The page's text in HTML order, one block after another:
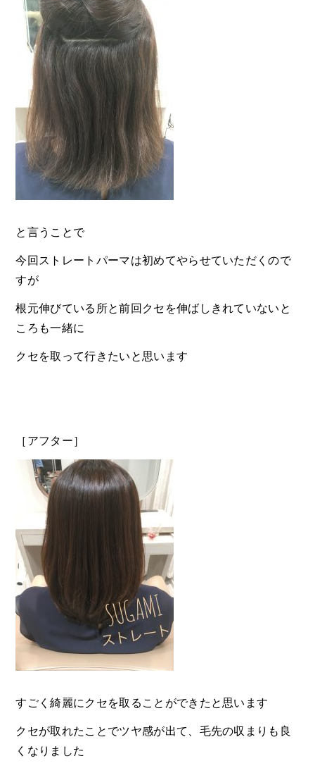
と言うことで
今回ストレートパーマは初めてやらせていただくので
すが
根元伸びている所と前回クセを伸ばしきれていないと
ころも一緒に
クセを取って行きたいと思います
［アフター］
すごく綺麗にクセを取ることができたと思います
クセが取れたことでツヤ感が出て、毛先の収まりも良
くなりました